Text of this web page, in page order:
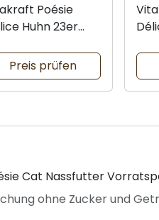
Poésie
Huhn 23er
Preis prüfen
Cat Nassfutter
ohne Zucker und